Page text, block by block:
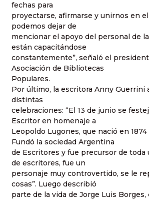
fechas para
proyectarse, afirmarse y unirnos en
podemos dejar de
mencionar el apoyo del personal de
están capacitándose
constantemente”, señaló el
Asociación de Bibliotecas
Populares.
Por último, la escritora Anny Guerrini
distintas
celebraciones: “El 13 de junio se
Escritor en homenaje a
Leopoldo Lugones, que nació en 1874
Fundó la sociedad Argentina
de Escritores y fue precursor de toda
de escritores, fue un
personaje muy controvertido, se le
cosas”. Luego describió
parte de la vida de Jorge Luis